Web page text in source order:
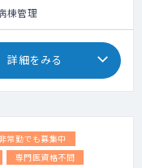
棟管理
詳細をみる
常勤でも募集中
専門医資格不問